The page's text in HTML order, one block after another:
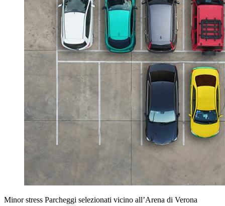
Minor stress Parcheggi selezionati vicino all’Arena di Verona